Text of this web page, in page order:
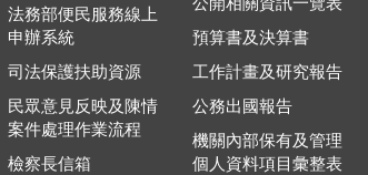
法務部便民服務線上
申辦系統
司法保護扶助資源
民眾意見反映及陳情
案件處理作業流程
檢察長信箱
公開相關資訊一覽表
預算書及決算書
工作計畫及研究報告
公務出國報告
機關內部保有及管理
個人資料項目彙整表